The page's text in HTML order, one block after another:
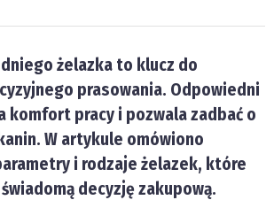
żelazka to klucz do
prasowania. Odpowiedni
komfort pracy i pozwala zadbać o
W artykule omówiono
i rodzaje żelazek, które
decyzję zakupową.